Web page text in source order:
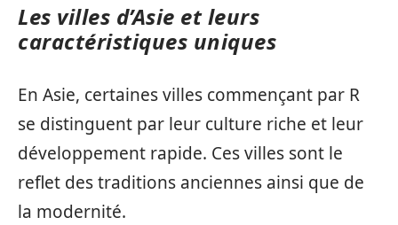
Les villes d’Asie et leurs
caractéristiques uniques
En Asie, certaines villes commençant par R
se distinguent par leur culture riche et leur
développement rapide. Ces villes sont le
reflet des traditions anciennes ainsi que de
la modernité.